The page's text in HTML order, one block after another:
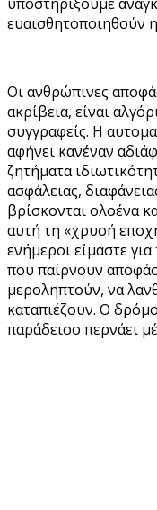
ευαισθητοποιηθούν
Οι ανθρώπινες
ακρίβεια, είναι
συγγραφείς. Η
αφήνει κανέναν
ζητήματα
ασφάλειας,
βρίσκονται ολοένα
αυτή τη «χρυσή
ενήμεροι είμαστε
που παίρνουν
μεροληπτούν, να
καταπιέζουν. Ο
παράδεισο περνάει